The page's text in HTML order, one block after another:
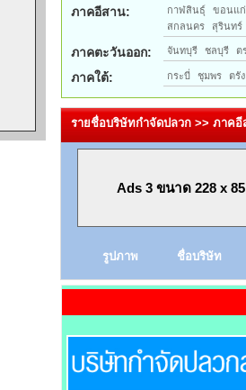
ภาคอีสาน: กาฬสินธุ์
ขอนแ
สกลนคร
สุรินทร์
ภาคตะวันออก: จันทบุรี ชลบุรี ต
ภาคใต้: กระบี่ ชุมพร ตรัง
รายชื่อบริษัทกำจัดปลวก >> ภาคอี
Ads 3 ขนาด 228 x 85
รูปภาพ ชื่อบริษัท